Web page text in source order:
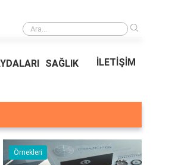
Ödeal Müşteri Hizmetleri
SAĞLIK İLETİŞİM
Örnekleri